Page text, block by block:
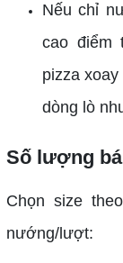
Nếu chỉ
cao điểm
pizza
dòng lò
Số lượng
Chọn size
nướng/lượt: